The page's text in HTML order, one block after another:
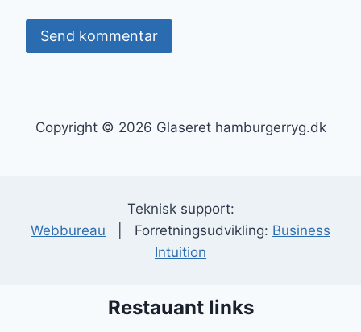
Copyright © 2026 Glaseret hamburgerryg.dk
Teknisk support:
Webbureau | Forretningsudvikling: Business
Intuition
Restauant links